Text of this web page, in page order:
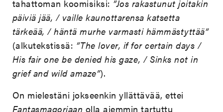
tahattoman koomisiksi: ”Jos rakastunut joitakin
päiviä jää, / vaille kaunottarensa katsetta
tärkeää, / häntä murhe varmasti hämmästyttää”
(alkutekstissä: ”The lover, if for certain days /
His fair one be denied his gaze, / Sinks not in
grief and wild amaze”).
On mielestäni jokseenkin yllättävää, ettei
Fantasmagoriaan olla aiemmin tartuttu